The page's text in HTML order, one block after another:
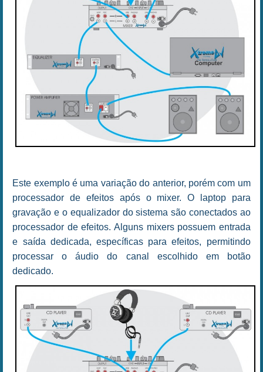
Este exemplo é uma variação do anterior, porém com um
processador de efeitos após o mixer. O laptop para
gravação e o equalizador do sistema são conectados ao
processador de efeitos. Alguns mixers possuem entrada
e saída dedicada, específicas para efeitos, permitindo
processar o áudio do canal escolhido em botão
dedicado.